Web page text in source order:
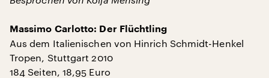
Massimo Carlotto: Der Flüchtling
Aus dem Italienischen von Hinrich Schmidt-Henkel
Tropen, Stuttgart 2010
184 Seiten, 18,95 Euro